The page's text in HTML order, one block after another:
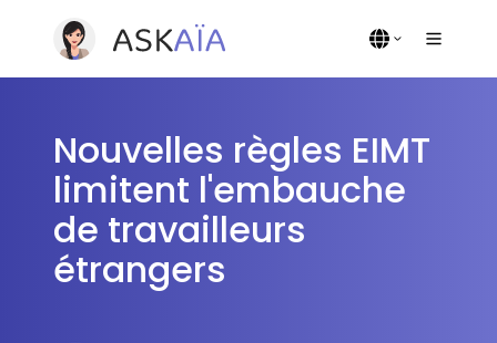
Nouvelles règles EIMT
limitent l'embauche
de travailleurs
étrangers